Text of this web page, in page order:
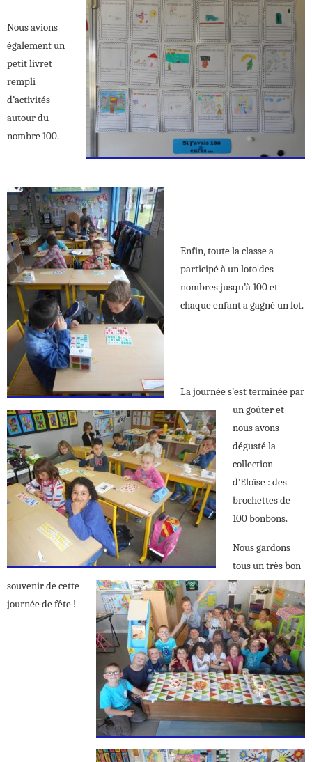
Nous avions
également un
petit livret
rempli
d’activités
autour du
nombre 100.
Enfin, toute la classe a
participé à un loto des
nombres jusqu’à 100 et
chaque enfant a gagné un lot.
La journée s’est terminée par
un goûter et
nous avons
dégusté la
collection
d’Eloïse : des
brochettes de
100 bonbons.
Nous gardons
tous un très bon
souvenir de cette
journée de fête !